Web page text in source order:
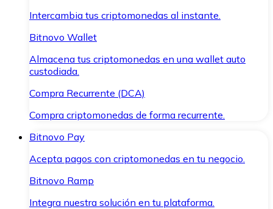
Intercambia tus criptomonedas al instante.
Bitnovo Wallet
Almacena tus criptomonedas en una wallet auto
custodiada.
Compra Recurrente (DCA)
Compra criptomonedas de forma recurrente.
Bitnovo Pay
Acepta pagos con criptomonedas en tu negocio.
Bitnovo Ramp
Integra nuestra solución en tu plataforma.